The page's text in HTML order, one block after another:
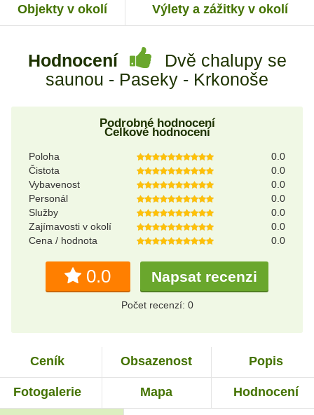
Objekty v okolí Výlety a zážitky v okolí
Hodnocení
Dvě chalupy se
saunou - Paseky - Krkonoše
Podrobné hodnocení
Celkové hodnocení
Poloha
0.0
Čistota
0.0
Vybavenost
0.0
Personál
0.0
Služby
0.0
Zajímavosti v okolí
0.0
Cena / hodnota
0.0
0.0 Napsat recenzi
Počet recenzí: 0
Ceník Obsazenost Popis
Fotogalerie Mapa Hodnocení